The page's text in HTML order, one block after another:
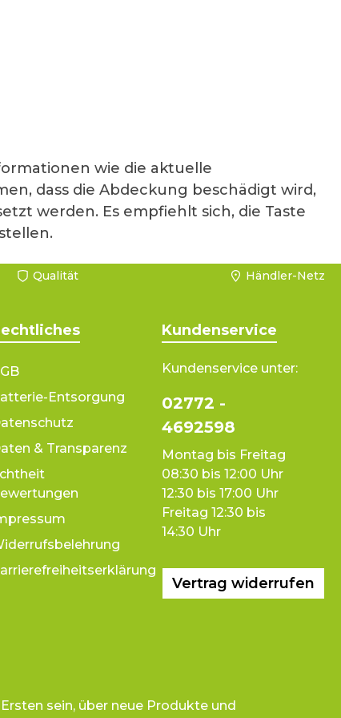
wie die aktuelle
dass die Abdeckung beschädigt wird,
werden. Es empfiehlt sich, die Taste
Qualität Händler-Netz
Entsorgung
& Transparenz
Kundenservice
Kundenservice unter:
02772 -
4692598
Montag bis Freitag
08:30 bis 12:00 Uhr
12:30 bis 17:00 Uhr
Freitag 12:30 bis
14:30 Uhr
Vertrag widerrufen
sein, über neue Produkte und